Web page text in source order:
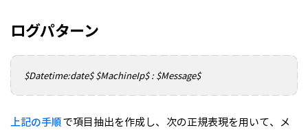
ログパターン
$Datetime:date$ $MachineIp$ : $Message$
上記の手順で項目抽出を作成し、次の正規表現を用いて、メ